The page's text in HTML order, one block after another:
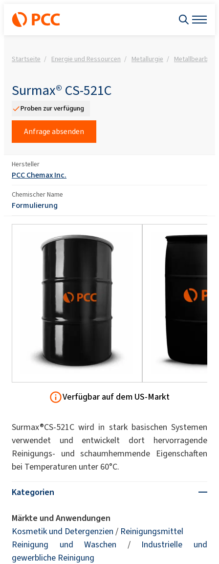
Startseite Energie und Ressourcen Metallurgie
Surmax® CS-521C
Proben zur verfügung
Anfrage absenden
Hersteller
PCC Chemax Inc.
Chemischer Name
Formulierung
Verfügbar auf dem US-Markt
Surmax®CS-521C wird in stark basischen Systemen
verwendet und entwickelt dort hervorragende
Reinigungs- und schaumhemmende Eigenschaften
bei Temperaturen unter 60°C.
Kategorien
Märkte und Anwendungen
Kosmetik und Detergenzien / Reinigungsmittel
Reinigung und Waschen / Industrielle und
gewerbliche Reinigung